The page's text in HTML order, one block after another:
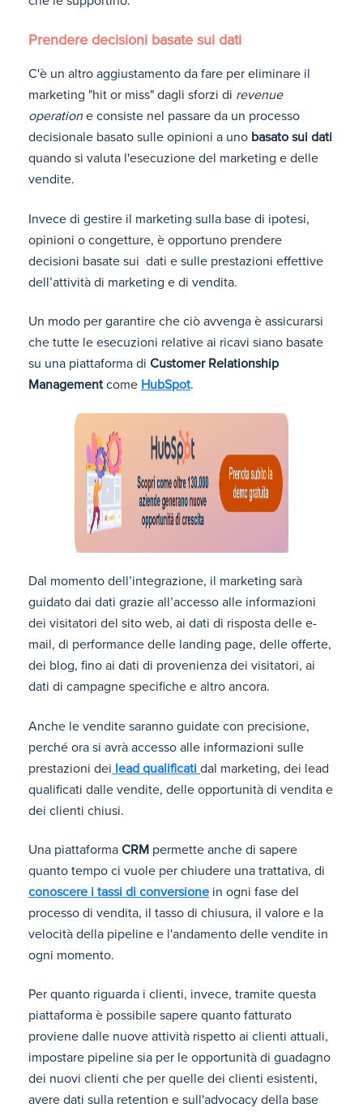
Prendere decisioni basate sui dati
C'è un altro aggiustamento da fare per eliminare il
marketing "hit or miss" dagli sforzi di revenue
operation e consiste nel passare da un processo
decisionale basato sulle opinioni a uno basato sui dati
quando si valuta l'esecuzione del marketing e delle
vendite.
Invece di gestire il marketing sulla base di ipotesi,
opinioni o congetture, è opportuno prendere
decisioni basate sui dati e sulle prestazioni effettive
dell’attività di marketing e di vendita.
Un modo per garantire che ciò avvenga è assicurarsi
che tutte le esecuzioni relative ai ricavi siano basate
su una piattaforma di Customer Relationship
Managementcome HubSpot.
Dal momento dell’integrazione, il marketing sarà
guidato dai dati grazie all’accesso alle informazioni
dei visitatori del sito web, ai dati di risposta delle e-
mail, di performance delle landing page, delle offerte,
dei blog, fino ai dati di provenienza dei visitatori, ai
dati di campagne specifiche e altro ancora.
Anche le vendite saranno guidate con precisione,
perché ora si avrà accesso alle informazioni sulle
prestazioni dei lead qualificati dal marketing, dei lead
qualificati dalle vendite, delle opportunità di vendita e
dei clienti chiusi.
Una piattaforma CRM permette anche di sapere
quanto tempo ci vuole per chiudere una trattativa, di
conoscere i tassi di conversione in ogni fase del
processo di vendita, il tasso di chiusura, il valore e la
velocità della pipeline e l'andamento delle vendite in
ogni momento.
Per quanto riguarda i clienti, invece, tramite questa
piattaforma è possibile sapere quanto fatturato
proviene dalle nuove attività rispetto ai clienti attuali,
impostare pipeline sia per le opportunità di guadagno
dei nuovi clienti che per quelle dei clienti esistenti,
avere dati sulla retention e sull'advocacy della base